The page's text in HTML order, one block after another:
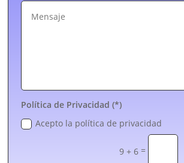
Política de Privacidad (*)
Acepto la política de privacidad
9 + 6=